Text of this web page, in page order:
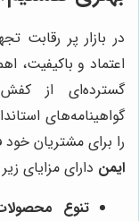
در بازار پر رقابت
اعتماد و باکیفیت،
گسترده‌ای از
گواهینامه‌های
را برای مشتریان خود
ایمن دارای مزایای
تنوع